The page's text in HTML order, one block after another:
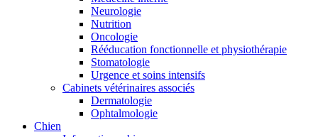
Neurologie
Nutrition
Oncologie
Rééducation fonctionnelle et physiothérapie
Stomatologie
Urgence et soins intensifs
Cabinets vétérinaires associés
Dermatologie
Ophtalmologie
Chien